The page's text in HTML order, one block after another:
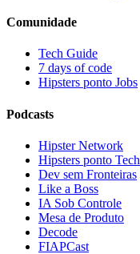
Comunidade
Tech Guide
7 days of code
Hipsters ponto Jobs
Podcasts
Hipster Network
Hipsters ponto Tech
Dev sem Fronteiras
Like a Boss
IA Sob Controle
Mesa de Produto
Decode
FIAPCast